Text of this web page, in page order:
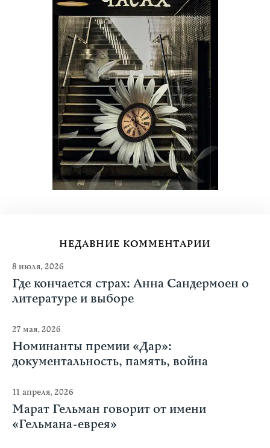
НЕДАВНИЕ КОММЕНТАРИИ
8 июля, 2026
Где кончается страх: Анна Сандермоен о
литературе и выборе
27 мая, 2026
Номинанты премии «Дар»:
документальность, память, война
11 апреля, 2026
Марат Гельман говорит от имени
«Гельмана-еврея»